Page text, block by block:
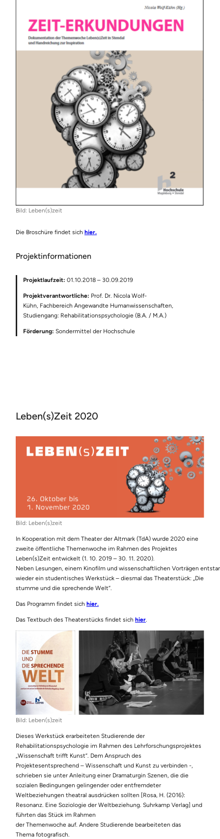
Bild: Leben(s)zeit
Die Broschüre findet sich hier.
Projektinformationen
Projektlaufzeit: 01.10.2018 – 30.09.2019
Projektverantwortliche: Prof. Dr. Nicola Wolf-
Kühn, Fachbereich Angewandte Humanwissenschaften,
Studiengang: Rehabilitationspsychologie (B.A. / M.A.)
Förderung: Sondermittel der Hochschule
Leben(s)Zeit 2020
Bild: Leben(s)zeit
In Kooperation mit dem Theater der Altmark (TdA) wurde 2020 eine
zweite öffentliche Themenwoche im Rahmen des Projektes
Leben(s)Zeit entwickelt (1. 10. 2019 – 30. 11. 2020).
Neben Lesungen, einem Kinofilm und wissenschaftlichen Vorträgen
wieder ein studentisches Werkstück – diesmal das Theaterstück: „Die
stumme und die sprechende Welt“.
Das Programm findet sich hier.
Das Textbuch des Theaterstücks findet sich hier.
Bild: Leben(s)zeit
Dieses Werkstück erarbeiteten Studierende der
Rehabilitationspsychologie im Rahmen des Lehrforschungsprojektes
„Wissenschaft trifft Kunst“. Dem Anspruch des
Projektesentsprechend – Wissenschaft und Kunst zu verbinden -,
schrieben sie unter Anleitung einer Dramaturgin Szenen, die die
sozialen Bedingungen gelingender oder entfremdeter
Weltbeziehungen theatral ausdrücken sollten [Rosa, H. (2016):
Resonanz. Eine Soziologie der Weltbeziehung. Suhrkamp Verlag] und
führten das Stück im Rahmen
der Themenwoche auf. Andere Studierende bearbeiteten das
Thema fotografisch.